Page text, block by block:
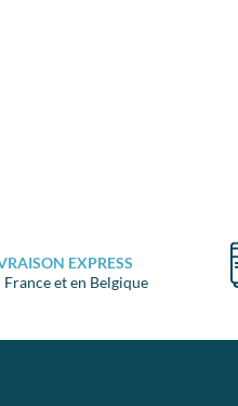
EXPRESS
France et en Belgique